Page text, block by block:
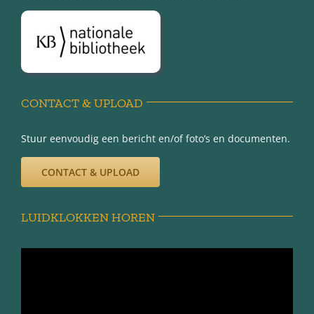
Disclaimer
CONTACT & UPLOAD
Stuur eenvoudig een bericht en/of foto’s en documenten.
CONTACT & UPLOAD
LUIDKLOKKEN HOREN